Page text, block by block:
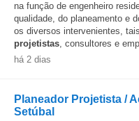
na função de engenheiro
qualidade, do planeamento e
os diversos intervenientes,
projetistas, consultores e
há 2 dias
Planeador Projetista /
Setúbal